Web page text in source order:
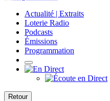
Actualité | Extraits
Loterie Radio
Podcasts
Émissions
Programmation
Retour